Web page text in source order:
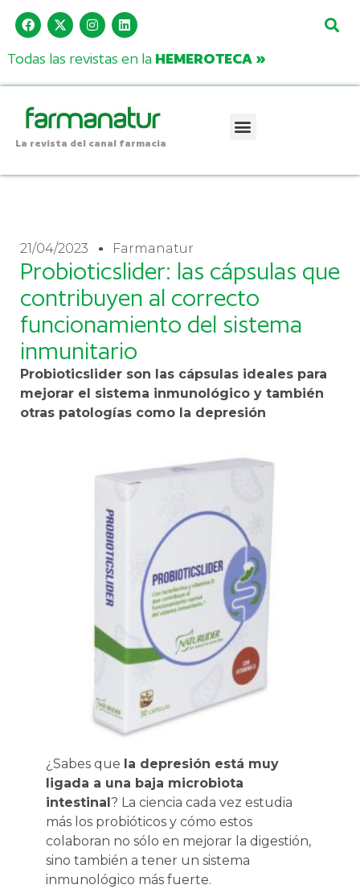
Todas las revistas en la HEMEROTECA »
La revista del canal farmacia
21/04/2023 Farmanatur
Probioticslider: las cápsulas que
contribuyen al correcto
funcionamiento del sistema
inmunitario
Probioticslider son las cápsulas ideales para
mejorar el sistema inmunológico y también
otras patologías como la depresión
¿Sabes que la depresión está muy
ligada a una baja microbiota
intestinal? La ciencia cada vez estudia
más los probióticos y cómo estos
colaboran no sólo en mejorar la digestión,
sino también a tener un sistema
inmunológico más fuerte.